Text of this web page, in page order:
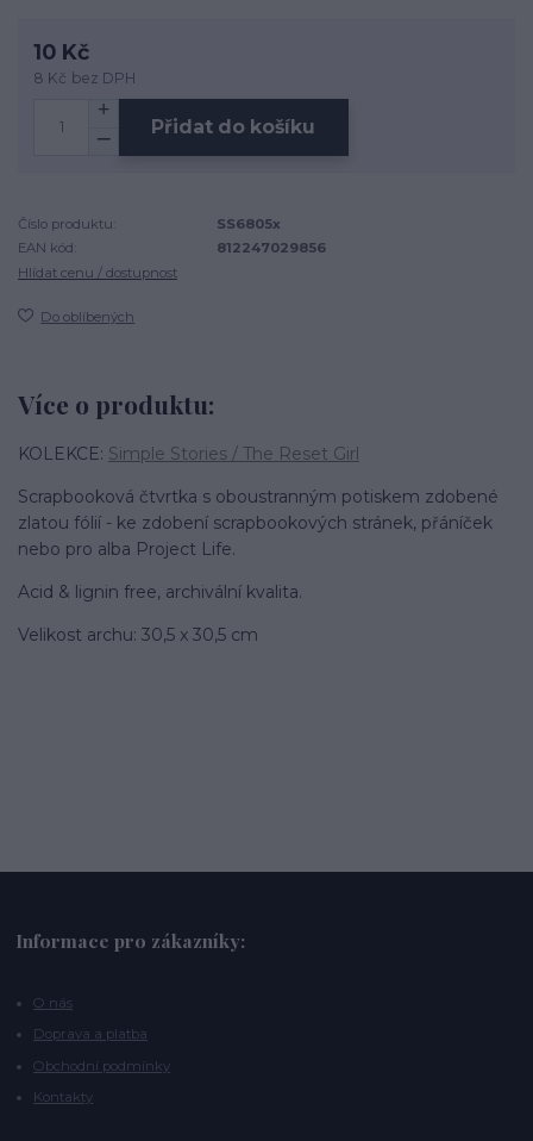
10 Kč
8 Kč bez DPH
Přidat do košíku
Číslo produktu:
SS6805x
EAN kód:
812247029856
Hlídat cenu / dostupnost
Do oblíbených
Více o produktu:
KOLEKCE: Simple Stories / The Reset Girl
Scrapbooková čtvrtka s oboustranným potiskem zdobené
zlatou fólií - ke zdobení scrapbookových stránek, přáníček
nebo pro alba Project Life.
Acid & lignin free, archivální kvalita.
Velikost archu: 30,5 x 30,5 cm
Informace pro zákazníky:
O nás
Doprava a platba
Obchodní podmínky
Kontakty